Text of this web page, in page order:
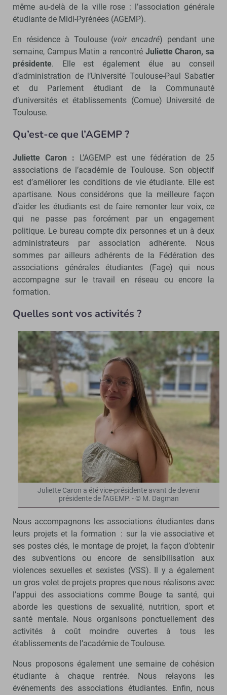
même au-delà de la ville rose : l’association générale
étudiante de Midi-Pyrénées (AGEMP).
En résidence à Toulouse (voir encadré) pendant une
semaine, Campus Matin a rencontré Juliette Charon, sa
présidente. Elle est également élue au conseil
d’administration de l’Université Toulouse-Paul Sabatier
et du Parlement étudiant de la Communauté
d’universités et établissements (Comue) Université de
Toulouse.
Qu’est-ce que l’AGEMP ?
Juliette Caron : L’AGEMP est une fédération de 25
associations de l’académie de Toulouse. Son objectif
est d’améliorer les conditions de vie étudiante. Elle est
apartisane. Nous considérons que la meilleure façon
d’aider les étudiants est de faire remonter leur voix, ce
qui ne passe pas forcément par un engagement
politique. Le bureau compte dix personnes et un à deux
administrateurs par association adhérente. Nous
sommes par ailleurs adhérents de la Fédération des
associations générales étudiantes (Fage) qui nous
accompagne sur le travail en réseau ou encore la
formation.
Quelles sont vos activités ?
Juliette Caron a été vice-présidente avant de devenir
présidente de l’AGEMP. - © M. Dagman
Nous accompagnons les associations étudiantes dans
leurs projets et la formation : sur la vie associative et
ses postes clés, le montage de projet, la façon d’obtenir
des subventions ou encore de sensibilisation aux
violences sexuelles et sexistes (VSS). Il y a également
un gros volet de projets propres que nous réalisons avec
l’appui des associations comme Bouge ta santé, qui
aborde les questions de sexualité, nutrition, sport et
santé mentale. Nous organisons ponctuellement des
activités à coût moindre ouvertes à tous les
établissements de l’académie de Toulouse.
Nous proposons également une semaine de cohésion
étudiante à chaque rentrée. Nous relayons les
événements des associations étudiantes. Enfin, nous